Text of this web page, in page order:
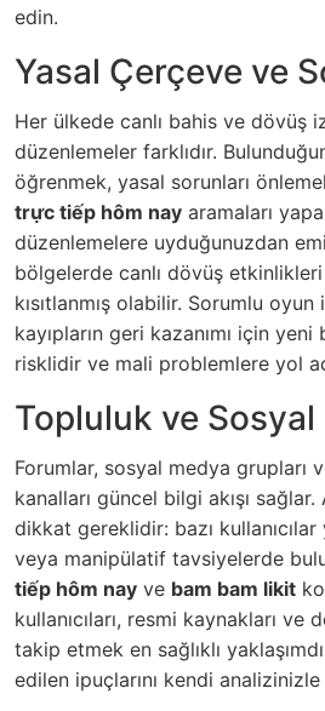
edin.
Yasal Çerçeve ve
Her ülkede canlı bahis ve dövüş
düzenlemeler farklıdır.
öğrenmek, yasal sorunları
trực tiếp hôm nay aramaları
düzenlemelere uyduğunuzdan
bölgelerde canlı dövüş
kısıtlanmış olabilir. Sorumlu
kayıpların geri kazanımı için
risklidir ve mali problemlere yol
Topluluk ve
Forumlar, sosyal medya grupları
kanalları güncel bilgi akışı
dikkat gereklidir: bazı
veya manipülatif tavsiyelerde
tiếp hôm nay ve bam bam likit
kullanıcıları, resmi kaynakları ve
takip etmek en sağlıklı
edilen ipuçlarını kendi